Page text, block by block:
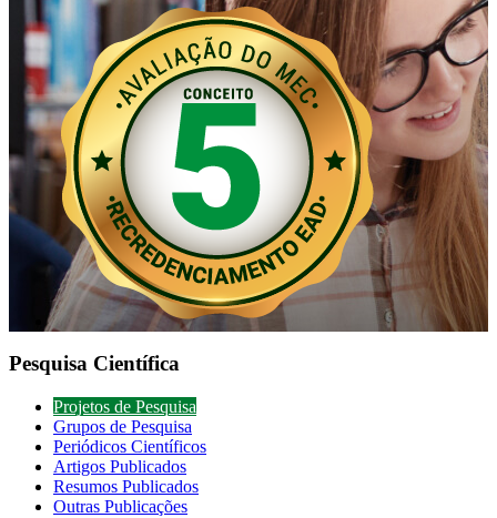
Pesquisa Científica
Projetos de Pesquisa
Grupos de Pesquisa
Periódicos Científicos
Artigos Publicados
Resumos Publicados
Outras Publicações